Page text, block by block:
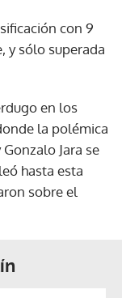
con 9
y sólo superada
en los
la polémica
Jara se
hasta esta
sobre el